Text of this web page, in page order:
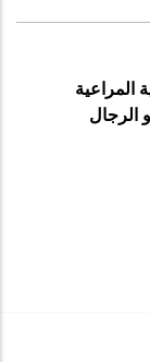
المراعية
الرجال